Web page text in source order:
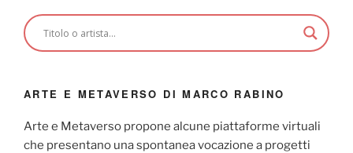
ARTE E METAVERSO DI MARCO RABINO
Arte e Metaverso propone alcune piattaforme virtuali
che presentano una spontanea vocazione a progetti